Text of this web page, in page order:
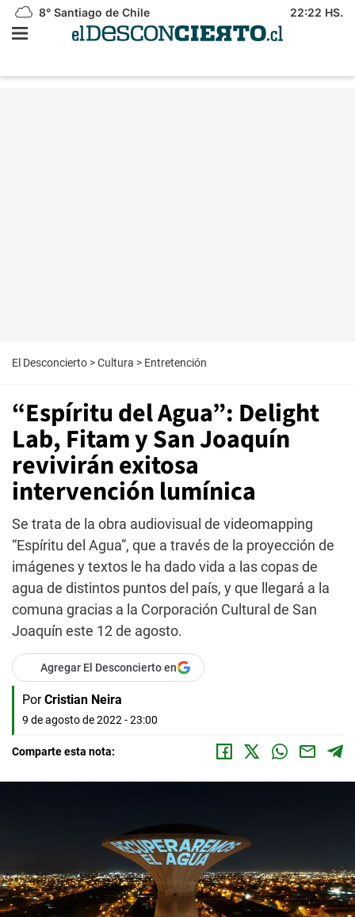
8° Santiago de Chile 22:22 HS.
El Desconcierto >Cultura > Entretención
“Espíritu del Agua”: Delight
Lab, Fitam y San Joaquín
revivirán exitosa
intervención lumínica
Se trata de la obra audiovisual de videomapping
“Espíritu del Agua”, que a través de la proyección de
imágenes y textos le ha dado vida a las copas de
agua de distintos puntos del país, y que llegará a la
comuna gracias a la Corporación Cultural de San
Joaquín este 12 de agosto.
Agregar El Desconcierto en
Por Cristian Neira
9 de agosto de 2022 - 23:00
Comparte esta nota: